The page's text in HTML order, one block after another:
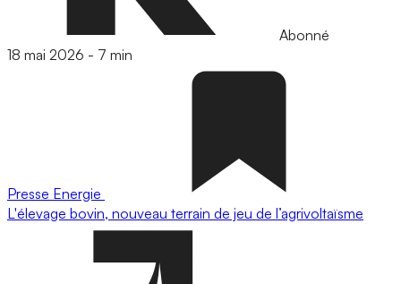
Abonné
18 mai 2026 - 7 min
Presse Energie
L'élevage bovin, nouveau terrain de jeu de l’agrivoltaïsme